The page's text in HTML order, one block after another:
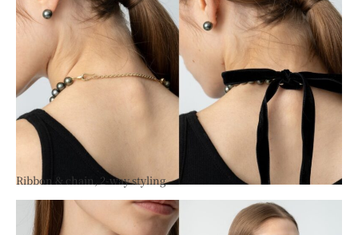
Ribbon & chain, 2-way styling